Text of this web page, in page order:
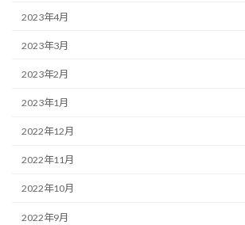
2023年4月
2023年3月
2023年2月
2023年1月
2022年12月
2022年11月
2022年10月
2022年9月